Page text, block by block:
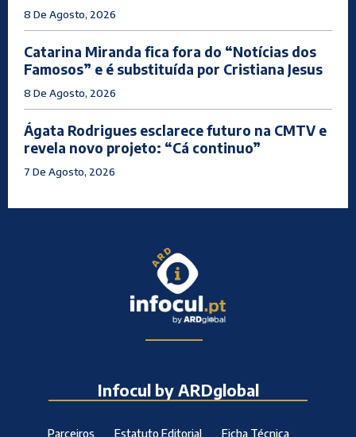
8 De Agosto, 2026
Catarina Miranda fica fora do “Notícias dos
Famosos” e é substituída por Cristiana Jesus
8 De Agosto, 2026
Ágata Rodrigues esclarece futuro na CMTV e
revela novo projeto: “Cá continuo”
7 De Agosto, 2026
Infocul by ARDglobal
Parceiros Estatuto Editorial Ficha Técnica